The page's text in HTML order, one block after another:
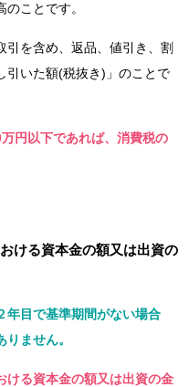
ことです。
を含め、返品、値引き、割
引いた額(税抜き)」のことで
円以下であれば、消費税の
ける資本金の額又は出資の
年目で基準期間がない場合
ません。
ける資本金の額又は出資の金